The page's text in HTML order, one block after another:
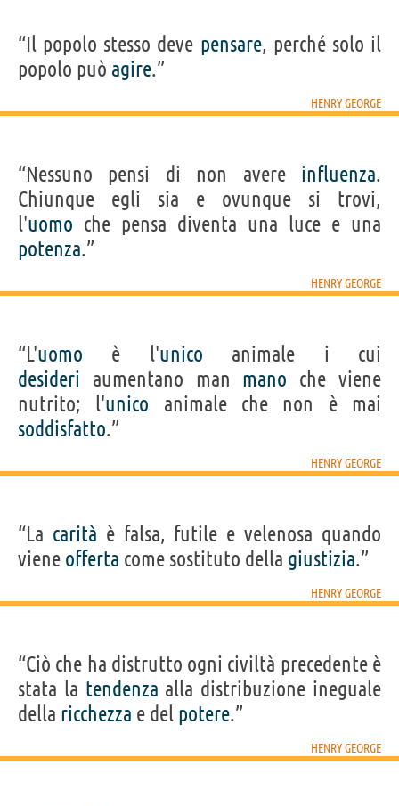
“Il popolo stesso deve pensare, perché solo il
popolo può agire.”
HENRY GEORGE
“Nessuno pensi di non avere influenza.
Chiunque egli sia e ovunque si trovi,
l'uomo che pensa diventa una luce e una
potenza.”
HENRY GEORGE
“L'uomo è l'unico animale i cui
desideri aumentano man mano che viene
nutrito; l'unico animale che non è mai
soddisfatto.”
HENRY GEORGE
“La carità è falsa, futile e velenosa quando
viene offerta come sostituto della giustizia.”
HENRY GEORGE
“Ciò che ha distrutto ogni civiltà precedente è
stata la tendenza alla distribuzione ineguale
della ricchezza e del potere.”
HENRY GEORGE